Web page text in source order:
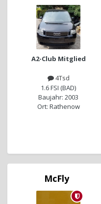
A2-Club Mitglied
4Tsd
1.6 FSI (BAD)
Baujahr: 2003
Ort: Rathenow
McFly